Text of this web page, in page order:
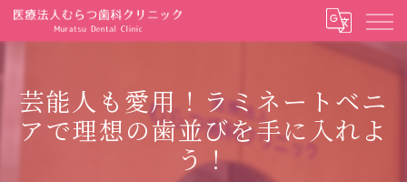
芸能人も愛用！ラミネートベニ
アで理想の歯並びを手に入れよ
う！